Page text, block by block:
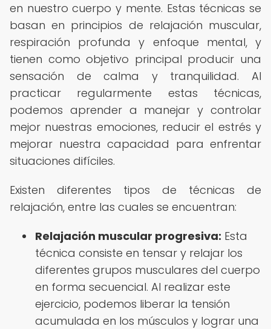
en nuestro cuerpo y mente. Estas técnicas se
basan en principios de relajación muscular,
respiración profunda y enfoque mental, y
tienen como objetivo principal producir una
sensación de calma y tranquilidad. Al
practicar regularmente estas técnicas,
podemos aprender a manejar y controlar
mejor nuestras emociones, reducir el estrés y
mejorar nuestra capacidad para enfrentar
situaciones difíciles.
Existen diferentes tipos de técnicas de
relajación, entre las cuales se encuentran:
Relajación muscular progresiva: Esta
técnica consiste en tensar y relajar los
diferentes grupos musculares del cuerpo
en forma secuencial. Al realizar este
ejercicio, podemos liberar la tensión
acumulada en los músculos y lograr una